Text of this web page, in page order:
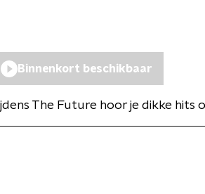
Binnenkort beschikbaar
The Future hoor je dikke hits